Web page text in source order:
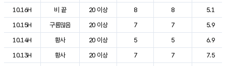
10.16H
비 끝 20 이상 8 8
5.1
10.15H
구름많음 20 이상 7 7
5.9
10.14H
황사 20 이상 5 5
6.9
10.13H
황사 20 이상 7 7
7.5